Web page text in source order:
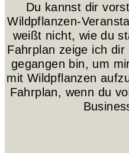
Du kannst dir
Wildpflanzen-
weißt nicht, wie du
Fahrplan zeige ich
gegangen bin, um
mit Wildpflanzen
Fahrplan, wenn du